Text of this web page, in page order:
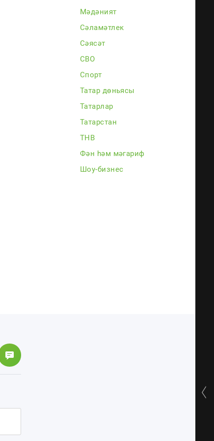
Мәдәният
Сәламәтлек
Сәясәт
СВО
Спорт
Татар дөньясы
Татарлар
Татарстан
ТНВ
Фән һәм мәгариф
Шоу-бизнес